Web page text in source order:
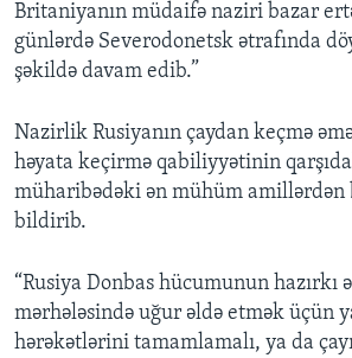
Britaniyanın müdaifə naziri bazar
günlərdə Severodonetsk ətrafında
şəkildə davam edib.”
Nazirlik Rusiyanın çaydan keçmə
həyata keçirmə qabiliyyətinin
müharibədəki ən mühüm amillərdən
bildirib.
“Rusiya Donbas hücumunun hazırkı
mərhələsində uğur əldə etmək üçün
hərəkətlərini tamamlamalı, ya da